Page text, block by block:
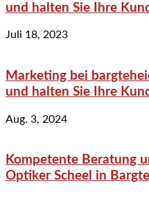
und halten Sie Ihre
Juli 18, 2023
Marketing bei
und halten Sie Ihre
Aug. 3, 2024
Kompetente Beratung
Optiker Scheel in